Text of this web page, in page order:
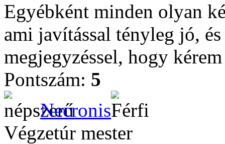
Egyébként minden olyan
ami javítással tényleg jó,
megjegyzéssel, hogy
Pontszám: 5
Necronis
Végzetúr mester